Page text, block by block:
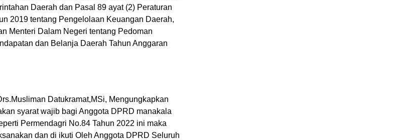
Daerah dan Pasal 89 ayat (2) Peraturan
2019 tentang Pengelolaan Keuangan Daerah,
Menteri Dalam Negeri tentang Pedoman
dan Belanja Daerah Tahun Anggaran
Datukramat,MSi, Mengungkapkan
syarat wajib bagi Anggota DPRD manakala
Permendagri No.84 Tahun 2022 ini maka
dan di ikuti Oleh Anggota DPRD Seluruh